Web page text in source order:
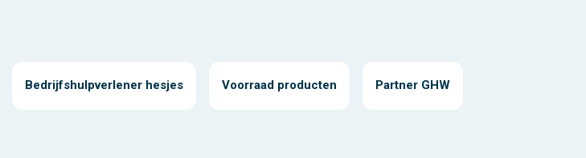
Bedrijfshulpverlener hesjes Voorraad producten Partner GHW